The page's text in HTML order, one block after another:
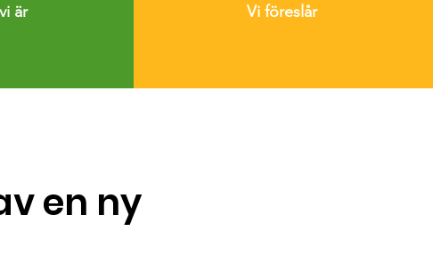
är Vi föreslår
en ny